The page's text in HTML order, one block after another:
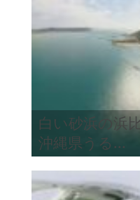
白い砂浜の浜
沖縄県うる...